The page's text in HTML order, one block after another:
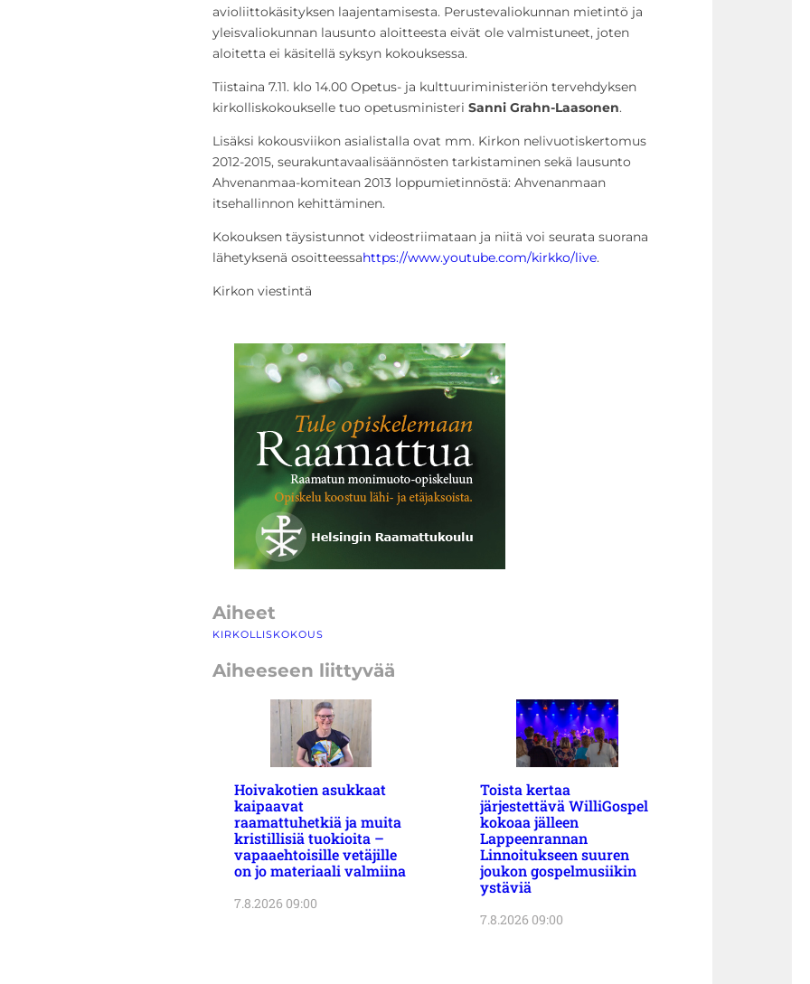
avioliittokäsityksen laajentamisesta. Perustevaliokunnan mietintö ja
yleisvaliokunnan lausunto aloitteesta eivät ole valmistuneet, joten
aloitetta ei käsitellä syksyn kokouksessa.
Tiistaina 7.11. klo 14.00 Opetus- ja kulttuuriministeriön tervehdyksen
kirkolliskokoukselle tuo opetusministeri Sanni Grahn-Laasonen.
Lisäksi kokousviikon asialistalla ovat mm. Kirkonnelivuotiskertomus
2012-2015, seurakuntavaalisäännösten tarkistaminen sekä lausunto
Ahvenanmaa-komitean 2013 loppumietinnöstä: Ahvenanmaan
itsehallinnon kehittäminen.
Kokouksen täysistunnot videostriimataan ja niitä voi seurata suorana
lähetyksenä osoitteessahttps://www.youtube.com/kirkko/live.
Kirkon viestintä
Aiheet
KIRKOLLISKOKOUS
Aiheeseen liittyvää
Hoivakotien asukkaat
kaipaavat
raamattuhetkiä ja muita
kristillisiä tuokioita –
vapaaehtoisille vetäjille
on jo materiaali valmiina
7.8.2026 09:00
Toista kertaa
järjestettävä WilliGospel
kokoaa jälleen
Lappeenrannan
Linnoitukseen suuren
joukon gospelmusiikin
ystäviä
7.8.2026 09:00